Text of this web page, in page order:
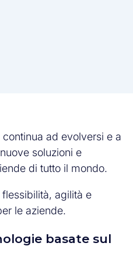
ad evolversi e a
soluzioni e
di tutto il mondo.
agilità e
le aziende.
basate sul